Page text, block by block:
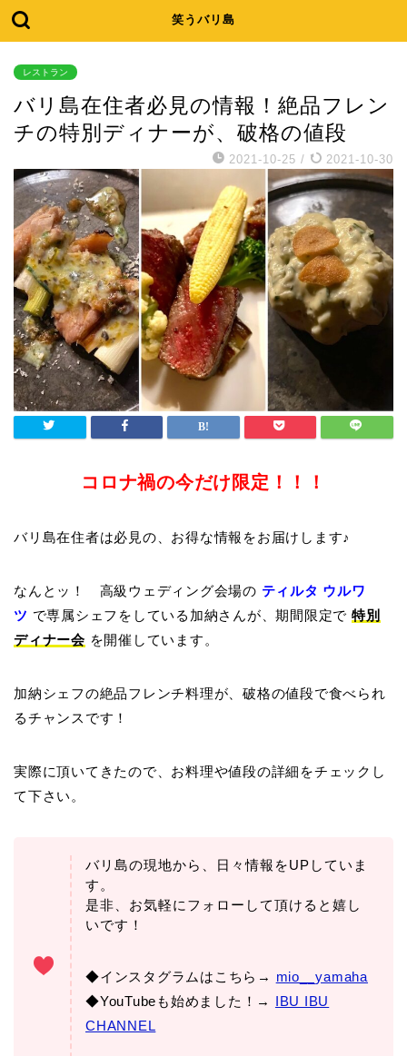
笑うバリ島
レストラン
バリ島在住者必見の情報！絶品フレン
チの特別ディナーが、破格の値段
2021-10-25 / 2021-10-30
コロナ禍の今だけ限定！！！
バリ島在住者は必見の、お得な情報をお届けします♪
なんとッ！ 高級ウェディング会場の ティルタ ウルワ
ツ で専属シェフをしている加納さんが、期間限定で特別
ディナー会 を開催しています。
加納シェフの絶品フレンチ料理が、破格の値段で食べられ
るチャンスです！
実際に頂いてきたので、お料理や値段の詳細をチェックし
て下さい。
バリ島の現地から、日々情報をUPしていま
す。
是非、お気軽にフォローして頂けると嬉し
いです！
◆インスタグラムはこちら→ mio__yamaha
◆YouTubeも始めました！→ IBU IBU
CHANNEL